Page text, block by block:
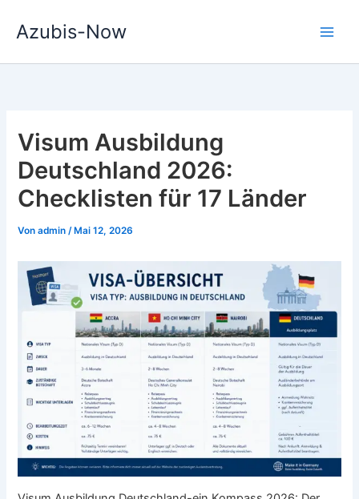
InhaltAzubis-Now
Visum Ausbildung
Deutschland 2026:
Checklisten für 17 Länder
Vonadmin/ Mai 12, 2026